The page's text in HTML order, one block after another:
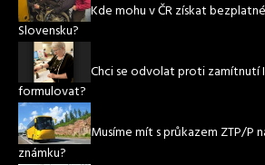
Kde mohu v ČR získat
Slovensku?
Chci se odvolat proti zamítnutí
formulovat?
Musíme mít s průkazem ZTP/P
známku?